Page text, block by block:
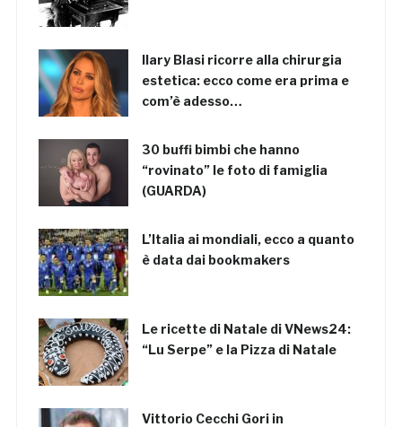
Ilary Blasi ricorre alla chirurgia
estetica: ecco come era prima e
com’è adesso…
30 buffi bimbi che hanno
“rovinato” le foto di famiglia
(GUARDA)
L’Italia ai mondiali, ecco a quanto
è data dai bookmakers
Le ricette di Natale di VNews24:
“Lu Serpe” e la Pizza di Natale
Vittorio Cecchi Gori in